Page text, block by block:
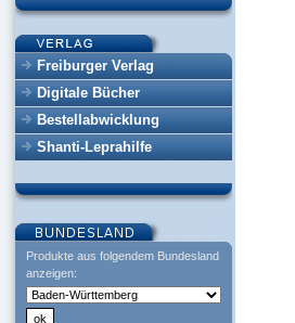
Freiburger Verlag
Digitale Bücher
Bestellabwicklung
Shanti-Leprahilfe
Produkte aus folgendem Bundesland
anzeigen: